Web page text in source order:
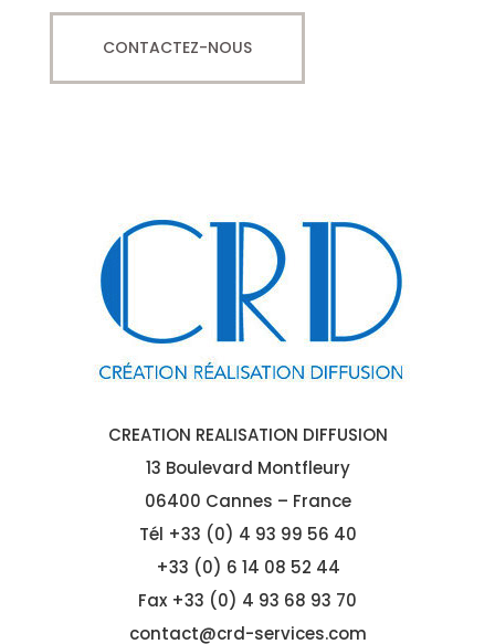
CONTACTEZ-NOUS
CREATION REALISATION DIFFUSION
13 Boulevard Montfleury
06400 Cannes – France
Tél +33 (0) 4 93 99 56 40
+33 (0) 6 14 08 52 44
Fax +33 (0) 4 93 68 93 70
contact@crd-services.com